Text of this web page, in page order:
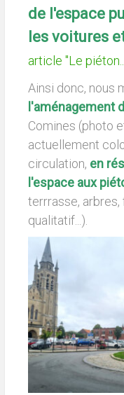
de l'espace
les voitures
article "Le
Ainsi donc, nous
l'aménagement
Comines (photo
actuellement
circulation, en
l'espace aux
terrrasse,
qualitatif...).